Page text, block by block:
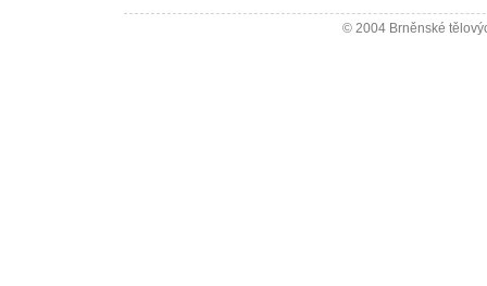
© 2004 Brněnské